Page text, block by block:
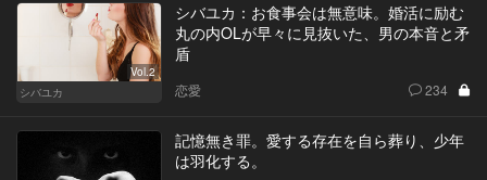
Vol.2
シバユカ
シバユカ：お食事会は無意味。婚活に励む
丸の内OLが早々に見抜いた、男の本音と矛
盾
恋愛 234
記憶無き罪。愛する存在を自ら葬り、少年
は羽化する。